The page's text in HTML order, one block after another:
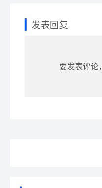
发表回复
要发表评论